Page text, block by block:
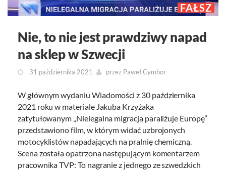
FAŁSZ
Nie, to nie jest prawdziwy napad
na sklep w Szwecji
31 października 2021 przez Paweł Cymbor
W głównym wydaniu Wiadomości z 30 października
2021 roku w materiale Jakuba Krzyżaka
zatytułowanym „Nielegalna migracja paraliżuje Europę”
przedstawiono film, w którym widać uzbrojonych
motocyklistów napadających na pralnię chemiczną.
Scena została opatrzona następującym komentarzem
pracownika TVP: To nagranie z jednego ze szwedzkich